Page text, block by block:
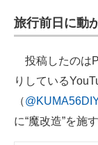
旅行前日に動
投稿したのは
りしている
（
に“魔改造”を施